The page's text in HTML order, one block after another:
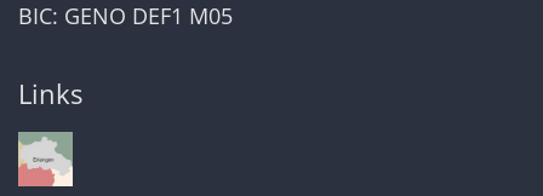
BIC: GENO DEF1 M05
Links